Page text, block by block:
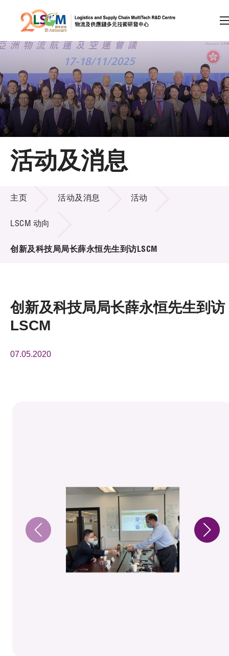
跳到内容（按回车键）
会员登录
A A EN 繁 简
主页
关于LSCM
技术商品化
项目及资助计划
新闻中心
活动及消息
活动及消息
主页 活动及消息 活动
LSCM 动向
创新及科技局局长薛永恒先生到访LSCM
创新及科技局局长薛永恒先生到访
LSCM
07.05.2020